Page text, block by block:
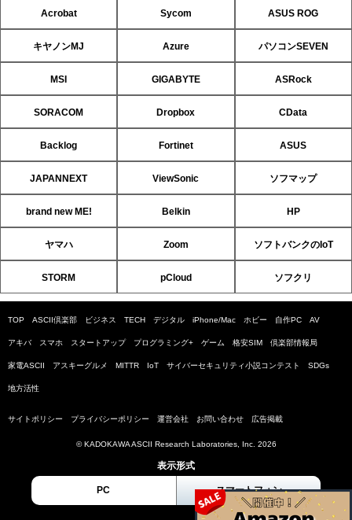
Acrobat Sycom ASUS ROG
キヤノンMJ Azure パソコンSEVEN
MSI GIGABYTE ASRock
SORACOM Dropbox CData
Backlog Fortinet ASUS
JAPANNEXT ViewSonic ソフマップ
brand new ME! Belkin HP
ヤマハ Zoom ソフトバンクのIoT
STORM pCloud ソフクリ
TOP ASCII倶楽部 ビジネス TECH デジタル iPhone/Mac ホビー 自作PC AV
アキバ スマホ スタートアップ プログラミング+ ゲーム 格安SIM 倶楽部情報局
家電ASCII アスキーグルメ MITTR IoT サイバーセキュリティ小説コンテスト SDGs
地方活性
サイトポリシー プライバシーポリシー 運営会社 お問い合わせ 広告掲載
© KADOKAWA ASCII Research Laboratories, Inc. 2026
表示形式
PC スマートフォン